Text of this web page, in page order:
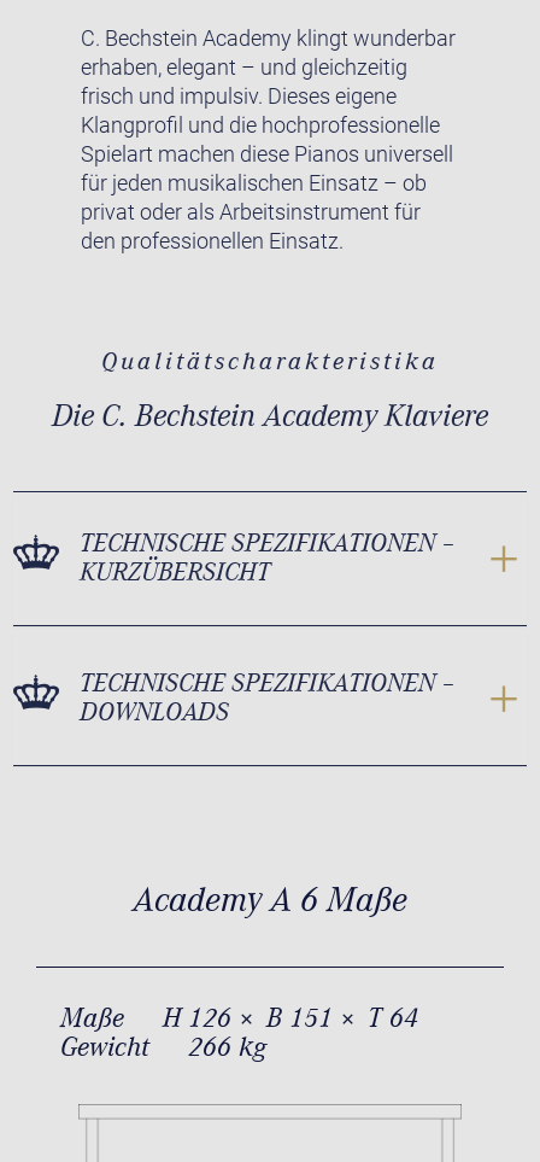
C. Bechstein Academy klingt wunderbar
erhaben, elegant – und gleichzeitig
frisch und impulsiv. Dieses eigene
Klangprofil und die hochprofessionelle
Spielart machen diese Pianos universell
für jeden musikalischen Einsatz – ob
privat oder als Arbeitsinstrument für
den professionellen Einsatz.
Qualitätscharakteristika
Die C. Bechstein Academy Klaviere
TECHNISCHE SPEZIFIKATIONEN –
KURZÜBERSICHT
TECHNISCHE SPEZIFIKATIONEN –
DOWNLOADS
Academy A 6 Maße
Maße
H 126 × B 151 × T 64
Gewicht
266 kg